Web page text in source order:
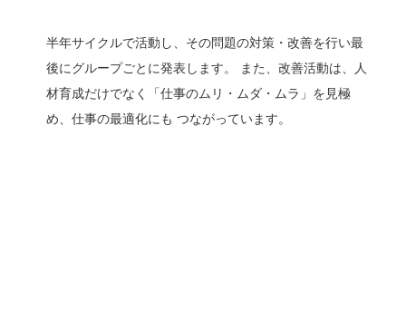
半年サイクルで活動し、その問題の対策・改善を行い最
後にグループごとに発表します。 また、改善活動は、人
材育成だけでなく「仕事のムリ・ムダ・ムラ」を見極
め、仕事の最適化にも つながっています。